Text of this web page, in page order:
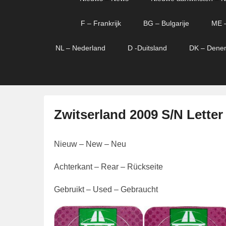
F – Frankrijk BG – Bulgarije ME
NL – Nederland D -Duitsland DK –
Zwitserland 2009 S/N Letter
e
l
a
t
s
Nieuw – New – Neu
Achterkant – Rear – Rückseite
Gebruikt – Used – Gebraucht